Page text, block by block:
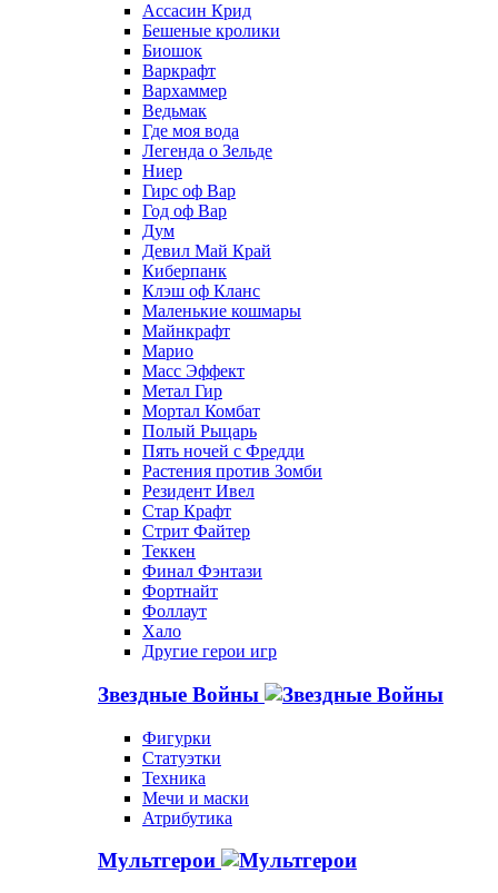
Ассасин Крид
Бешеные кролики
Биошок
Варкрафт
Вархаммер
Ведьмак
Где моя вода
Легенда о Зельде
Ниер
Гирс оф Вар
Год оф Вар
Дум
Девил Май Край
Киберпанк
Клэш оф Кланс
Маленькие кошмары
Майнкрафт
Марио
Масс Эффект
Метал Гир
Мортал Комбат
Полый Рыцарь
Пять ночей с Фредди
Растения против Зомби
Резидент Ивел
Стар Крафт
Стрит Файтер
Теккен
Финал Фэнтази
Фортнайт
Фоллаут
Хало
Другие герои игр
Звездные Войны
Фигурки
Статуэтки
Техника
Мечи и маски
Атрибутика
Мультгерои